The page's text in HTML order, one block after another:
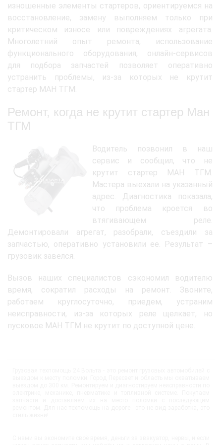
изношенные элементы стартеров, ориентируемся на
восстановление, замену выполняем только при
критическом износе или повреждениях агрегата.
Многолетний опыт ремонта, использование
функционального оборудования, онлайн-сервисов
для подбора запчастей позволяет оперативно
устранить проблемы, из-за которых не крутит
стартер МАН ТГМ.
Ремонт, когда не крутит стартер Ман
ТГМ
Водитель позвонил в наш
сервис и сообщил, что не
крутит стартер МАН ТГМ.
Мастера выехали на указанный
адрес. Диагностика показала,
что проблема кроется во
втягивающем реле.
Демонтировали агрегат, разобрали, съездили за
запчастью, оперативно установили ее. Результат –
грузовик завелся.
Вызов наших специалистов сэкономил водителю
время, сократил расходы на ремонт. Звоните,
работаем круглосуточно, приедем, устраним
неисправности, из-за которых реле щелкает, но
пусковое МАН ТГМ не крутит по доступной цене.